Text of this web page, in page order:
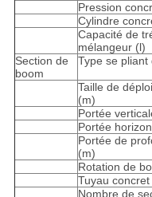
Pression
Cylindre
Capacité de
mélangeur (l)
Section de
boom
Type se pliant
Taille de
(m)
Portée
Portée
Portée de
(m)
Rotation de
Tuyau
Nombre de